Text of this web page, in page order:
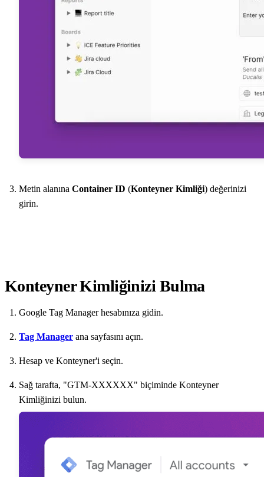
Metin alanına Container ID (Konteyner Kimliği) değerinizi
girin.
Konteyner Kimliğinizi Bulma
Google Tag Manager hesabınıza gidin.
Tag Manager ana sayfasını açın.
Hesap ve Konteyner'i seçin.
Sağ tarafta, "GTM-XXXXXX" biçiminde Konteyner
Kimliğinizi bulun.